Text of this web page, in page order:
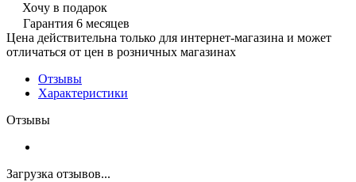
Хочу в подарок
Гарантия 6 месяцев
Цена действительна только для интернет-магазина и может
отличаться от цен в розничных магазинах
Отзывы
Характеристики
Отзывы
Загрузка отзывов...